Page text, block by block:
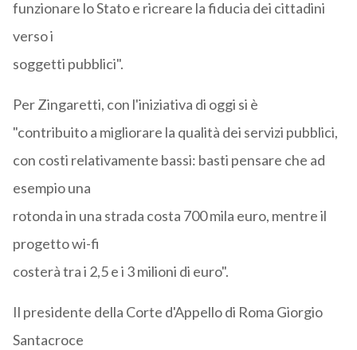
funzionare lo Stato e ricreare la fiducia dei cittadini
verso i
soggetti pubblici".
Per Zingaretti, con l'iniziativa di oggi si è
"contribuito a migliorare la qualità dei servizi pubblici,
con costi relativamente bassi: basti pensare che ad
esempio una
rotonda in una strada costa 700 mila euro, mentre il
progetto wi-fi
costerà tra i 2,5 e i 3 milioni di euro".
Il presidente della Corte d'Appello di Roma Giorgio
Santacroce